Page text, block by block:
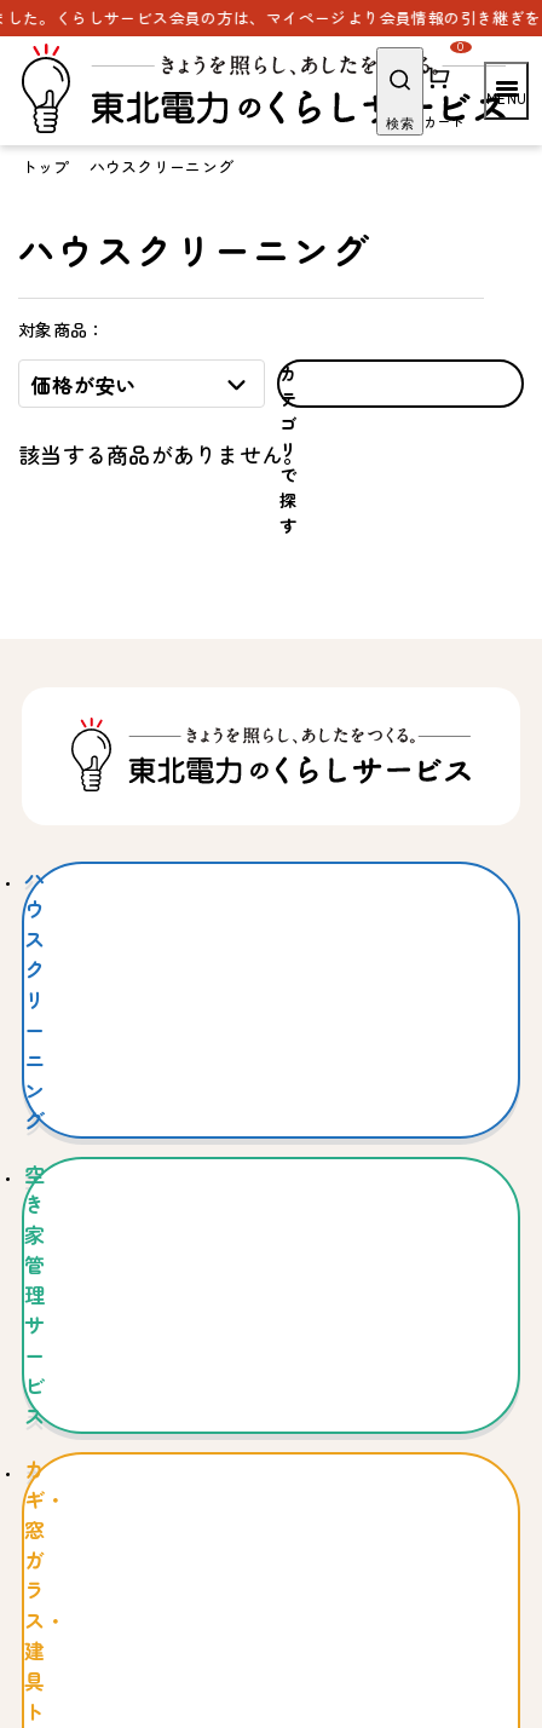
。くらしサービス会員の方は、マイページより会員情報の引き継ぎを
検索 カート
0
トップ ハウスクリーニング
ハウスクリーニング
対象商品：
価格が安い
カ
テ
ゴ
リ
で
探
す
該当する商品がありません。
ハ
ウ
ス
ク
リ
ー
ニ
ン
グ
空
き
家
管
理
サ
ー
ビ
ス
カ
ギ・
窓
ガ
ラ
ス・
建
具
ト